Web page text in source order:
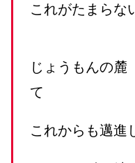
これがたまらな
じょうもんの麓
て
これからも邁進